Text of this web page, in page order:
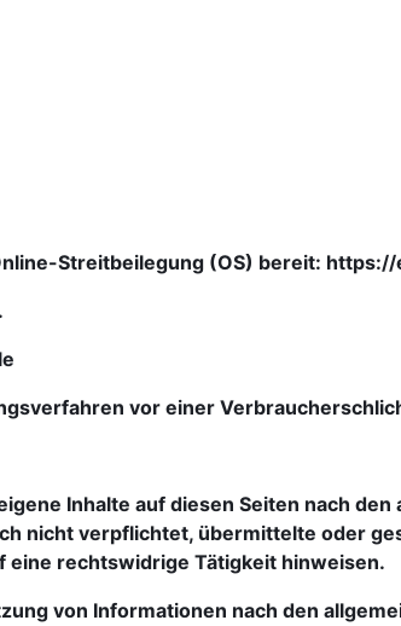
Streitbeilegung (OS) bereit:
vor einer
Inhalte auf diesen Seiten nach
nicht verpflichtet, übermittelte oder
eine rechtswidrige Tätigkeit hinweisen.
von Informationen nach den